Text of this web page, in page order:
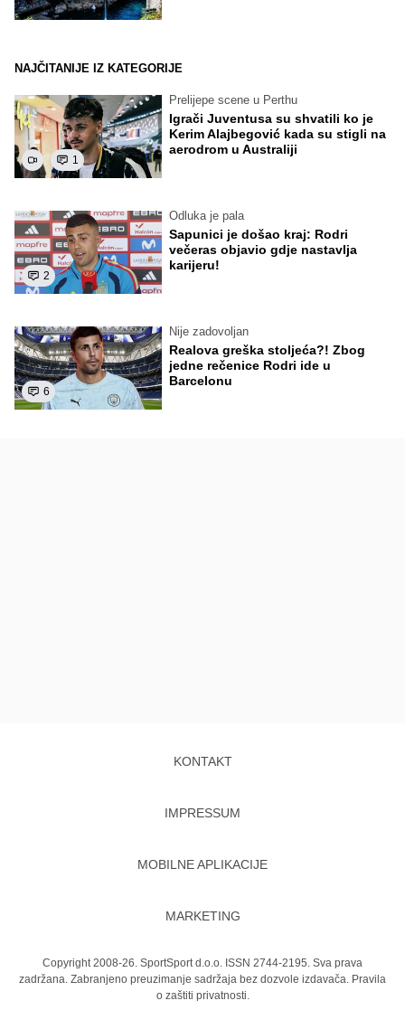
NAJČITANIJE IZ KATEGORIJE
1
Prelijepe scene u Perthu
Igrači Juventusa su shvatili ko je
Kerim Alajbegović kada su stigli na
aerodrom u Australiji
2
Odluka je pala
Sapunici je došao kraj: Rodri
večeras objavio gdje nastavlja
karijeru!
6
Nije zadovoljan
Realova greška stoljeća?! Zbog
jedne rečenice Rodri ide u
Barcelonu
KONTAKT
IMPRESSUM
MOBILNE APLIKACIJE
MARKETING
Copyright 2008-26. SportSport d.o.o. ISSN 2744-2195. Sva prava
zadržana. Zabranjeno preuzimanje sadržaja bez dozvole izdavača. Pravila
o zaštiti privatnosti.